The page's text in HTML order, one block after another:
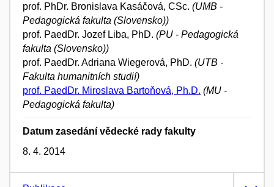
prof. PhDr. Bronislava Kasáčová, CSc. (UMB -
Pedagogická fakulta (Slovensko))
prof. PaedDr. Jozef Liba, PhD. (PU - Pedagogická
fakulta (Slovensko))
prof. PaedDr. Adriana Wiegerová, PhD. (UTB -
Fakulta humanitních studií)
prof. PaedDr. Miroslava Bartoňová, Ph.D. (MU -
Pedagogická fakulta)
Datum zasedání vědecké rady fakulty
8. 4. 2014